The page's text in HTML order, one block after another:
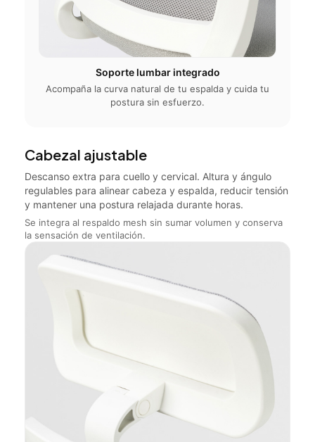
Soporte lumbar integrado
Acompaña la curva natural de tu espalda y cuida tu
postura sin esfuerzo.
Cabezal ajustable
Descanso extra para cuello y cervical. Altura y ángulo
regulables para alinear cabeza y espalda, reducir tensión
y mantener una postura relajada durante horas.
Se integra al respaldo mesh sin sumar volumen y conserva
la sensación de ventilación.